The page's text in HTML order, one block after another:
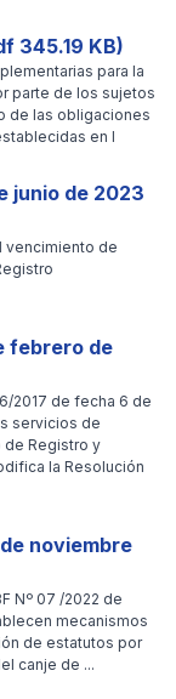
345.19 KB)
para la
parte de los sujetos
de las obligaciones
en l
junio de 2023
vencimiento de
febrero de
2017 de fecha 6 de
servicios de
de Registro y
la Resolución
noviembre
Nº 07 /2022 de
mecanismos
de estatutos por
canje de ...